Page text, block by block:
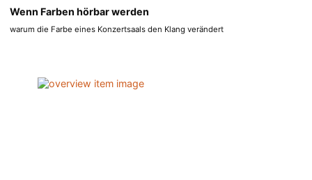
Wenn Farben hörbar werden
warum die Farbe eines Konzertsaals den Klang verändert